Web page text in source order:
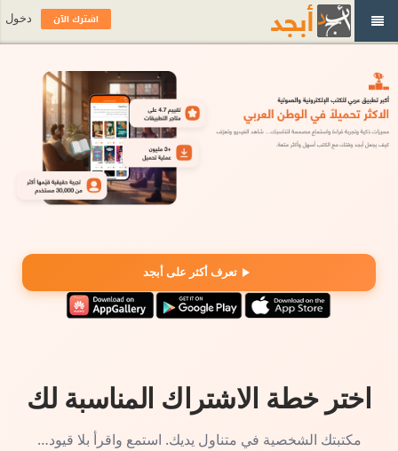
تعرف أكثر على أبجد
اختر خطة الاشتراك المناسبة لك
مكتبتك الشخصية في متناول يديك. استمع واقرأ بلا قيود…
اشترك الآن دخول